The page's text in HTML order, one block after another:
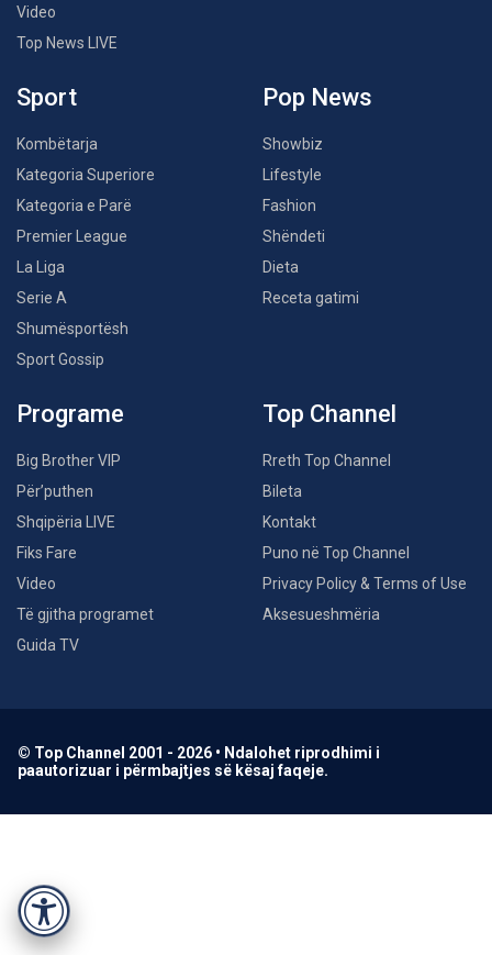
Accessibility
Video
Top News LIVE
Sport
Kombëtarja
Kategoria Superiore
Kategoria e Parë
Premier League
La Liga
Serie A
Shumësportësh
Sport Gossip
Pop News
Showbiz
Lifestyle
Fashion
Shëndeti
Dieta
Receta gatimi
Programe
Big Brother VIP
Për’puthen
Shqipëria LIVE
Fiks Fare
Video
Të gjitha programet
Guida TV
Top Channel
Rreth Top Channel
Bileta
Kontakt
Puno në Top Channel
Privacy Policy & Terms of Use
Aksesueshmëria
© Top Channel 2001 - 2026 • Ndalohet riprodhimi i
paautorizuar i përmbajtjes së kësaj faqeje.